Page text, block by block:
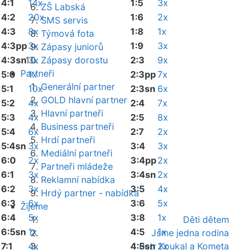
ZŠ Labská
SMS servis
Týmová fota
Zápasy juniorů
Zápasy dorostu
Partneři
Generální partner
GOLD hlavní partner
Hlavní partneři
Business partneři
Hrdí partneři
Mediální partneři
Partneři mládeže
Reklamní nabídka
Hrdý partner - nabídka
Žijeme
Děti dětem
Jsme jedna rodina
Petr Koukal a Kometa
4:1
14x
4:2
20x
4:3
8x
4:3pp3x
4:3sn3x
5:0
1x
5:1
10x
5:2
4x
5:3
4x
5:4
6x
5:4sn 3x
6:0
2x
6:1
3x
6:2
3x
6:3
6x
6:4
5x
6:5sn 1x
7:1
4x
1:5
3x
1:6
2x
1:8
1x
1:9
3x
2:3
9x
2:3pp7x
2:3sn 6x
2:4
7x
2:5
8x
2:7
2x
3:4
3x
3:4pp2x
3:4sn 2x
3:5
4x
3:6
5x
3:8
1x
4:5
1x
4:5sn 2x